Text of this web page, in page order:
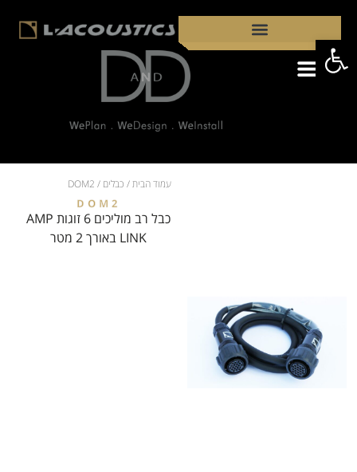
פתח סרגל נגישות
עמוד הבית/ כבלים / DOM2
DOM2
כבל רב מוליכים 6 זוגות AMP
LINK באורך 2 מטר